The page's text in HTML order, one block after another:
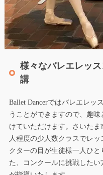
様々なバレエレッ
講
Ballet Dancerではバレエレッ
うことができますので、趣
けていただけます。さいた
人程度の少人数クラスでレ
クターの目が生徒様一人ひ
た、コンクールに挑戦した